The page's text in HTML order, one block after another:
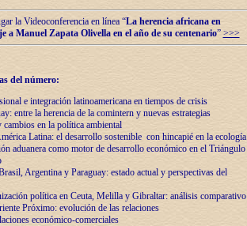
la Videoconferencia en línea “La herencia africana en
a Manuel Zapata Olivella en el año de su centenario” >>>
del número:
e integración latinoamericana en tiempos de crisis
entre la herencia de lа comintern y nuevas estrategias
cambios en la política ambiental
Latina: el desarrollo sostenible con hincapié en la ecología
aduanera como motor de desarrollo económico en el Triángulo
Argentina y Paraguay: estado actual y perspectivas del
política en Ceuta, Melilla y Gibraltar: análisis comparativo
Próximo: evolución de las relaciones
económico-comerciales